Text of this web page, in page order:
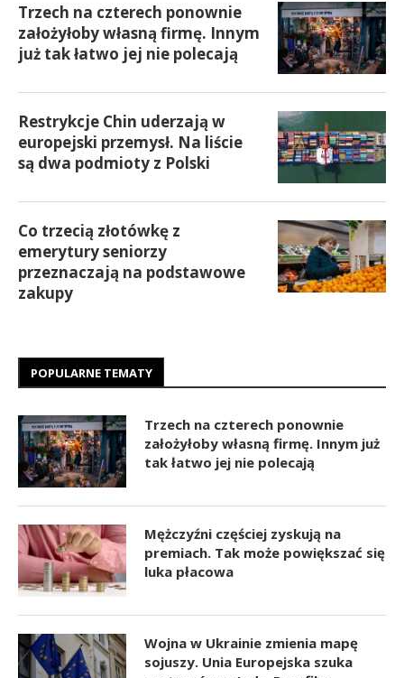
Trzech na czterech ponownie
założyłoby własną firmę. Innym
już tak łatwo jej nie polecają
Restrykcje Chin uderzają w
europejski przemysł. Na liście
są dwa podmioty z Polski
Co trzecią złotówkę z
emerytury seniorzy
przeznaczają na podstawowe
zakupy
POPULARNE TEMATY
Trzech na czterech ponownie
założyłoby własną firmę. Innym już
tak łatwo jej nie polecają
Mężczyźni częściej zyskują na
premiach. Tak może powiększać się
luka płacowa
Wojna w Ukrainie zmienia mapę
sojuszy. Unia Europejska szuka